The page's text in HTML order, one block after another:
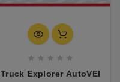
    
Truck Explorer AutoVEI